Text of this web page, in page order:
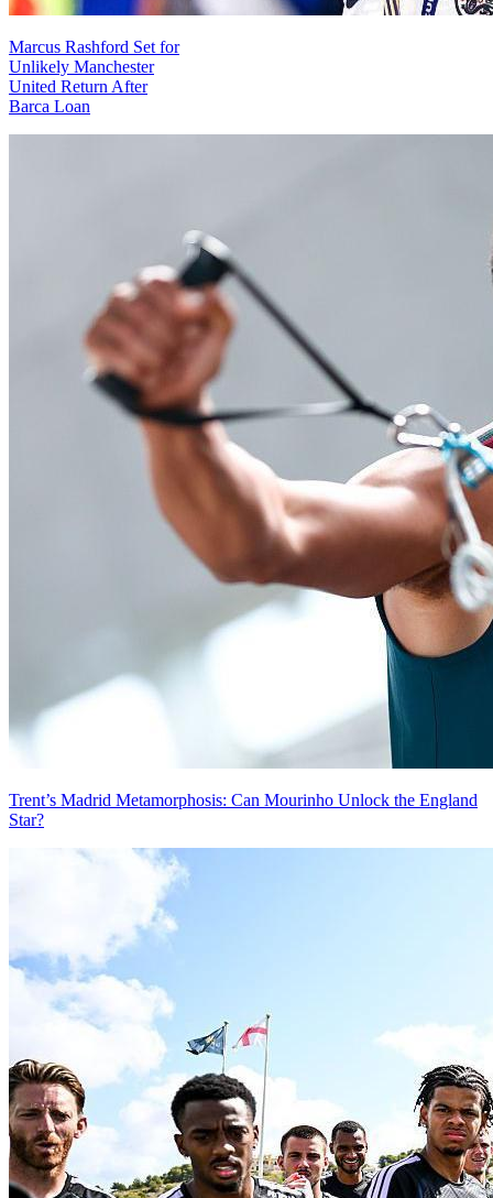
Marcus Rashford Set for
Unlikely Manchester
United Return After
Barca Loan
Trent’s Madrid Metamorphosis: Can Mourinho Unlock the England
Star?